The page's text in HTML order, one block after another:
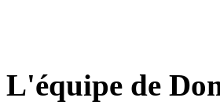
L'équipe de